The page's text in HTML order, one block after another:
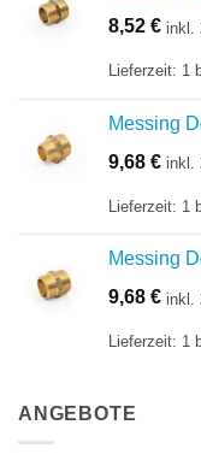
8,52 € inkl.
Lieferzeit: 1
Messing
9,68 € inkl.
Lieferzeit: 1
Messing
9,68 € inkl.
Lieferzeit: 1
ANGEBOTE